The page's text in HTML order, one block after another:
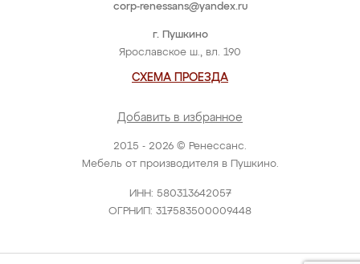
2015 - 2026 © Ренессанс.
Мебель от производителя в Пушкино.
ИНН: 580313642057
ОГРНИП: 317583500009448
г. Пушкино
Ярославское ш., вл. 190
СХЕМА ПРОЕЗДА
Добавить в избранное
corp-renessans@yandex.ru